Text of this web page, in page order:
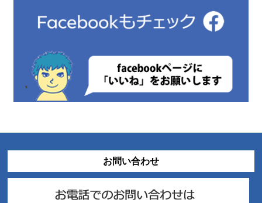
お問い合わせ